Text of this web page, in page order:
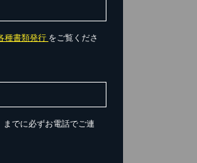
種書類発行 をご覧くださ
でに必ずお電話でご連